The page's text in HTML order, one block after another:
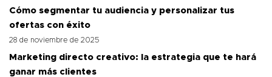
Cómo segmentar tu audiencia y personalizar tus
ofertas con éxito
28 de noviembre de 2025
Marketing directo creativo: la estrategia que te hará
ganar más clientes